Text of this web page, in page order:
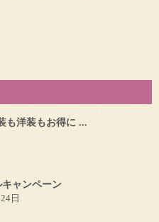
も洋装もお得に ...
ャンペーン
日